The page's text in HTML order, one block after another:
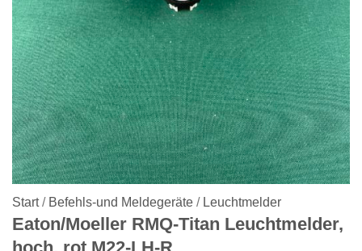
Start / Befehls-und Meldegeräte / Leuchtmelder
Eaton/Moeller RMQ-Titan Leuchtmelder,